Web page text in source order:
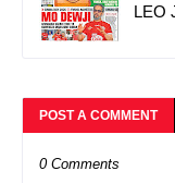
LEO
POST A COMMENT
0 Comments